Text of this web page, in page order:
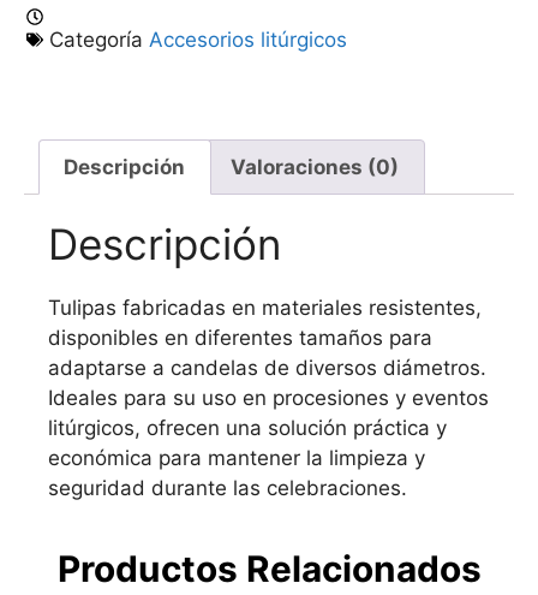
Categoría Accesorios litúrgicos
Descripción Valoraciones (0)
Descripción
Tulipas fabricadas en materiales resistentes,
disponibles en diferentes tamaños para
adaptarse a candelas de diversos diámetros.
Ideales para su uso en procesiones y eventos
litúrgicos, ofrecen una solución práctica y
económica para mantener la limpieza y
seguridad durante las celebraciones.
Productos Relacionados